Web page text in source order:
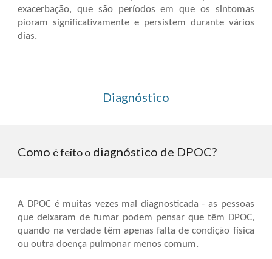
exacerbação, que são períodos em que os sintomas
pioram significativamente e persistem durante vários
dias.
Diagnóstico
Como é feito o diagnóstico de DPOC?
A DPOC é muitas vezes mal diagnosticada - as pessoas
que deixaram de fumar podem pensar que têm DPOC,
quando na verdade têm apenas falta de condição física
ou outra doença pulmonar menos comum.